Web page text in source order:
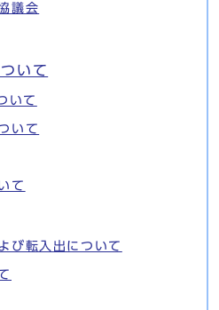
議会
いて
いて
いて
て
び転入出について